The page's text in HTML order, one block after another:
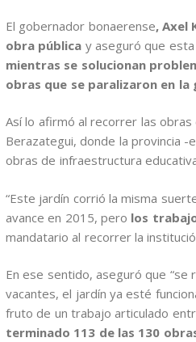
El gobernador bonaerense, Axel
obra pública y aseguró que
mientras se solucionan
obras que se paralizaron en
Así lo afirmó al recorrer las
Berazategui, donde la provincia -
obras de infraestructura
“Este jardín corrió la misma
avance en 2015, pero los
mandatario al recorrer la
En ese sentido, aseguró que “se
vacantes, el jardín ya esté
fruto de un trabajo articulado
terminado 113 de las 130